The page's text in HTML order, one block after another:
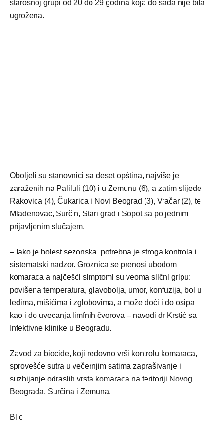
starosnoj grupi od 20 do 29 godina koja do sada nije bila
ugrožena.
Oboljeli su stanovnici sa deset opština, najviše je
zaraženih na Paliluli (10) i u Zemunu (6), a zatim slijede
Rakovica (4), Čukarica i Novi Beograd (3), Vračar (2), te
Mladenovac, Surčin, Stari grad i Sopot sa po jednim
prijavljenim slučajem.
– Iako je bolest sezonska, potrebna je stroga kontrola i
sistematski nadzor. Groznica se prenosi ubodom
komaraca a najčešći simptomi su veoma slični gripu:
povišena temperatura, glavobolja, umor, konfuzija, bol u
leđima, mišićima i zglobovima, a može doći i do osipa
kao i do uvećanja limfnih čvorova – navodi dr Krstić sa
Infektivne klinike u Beogradu.
Zavod za biocide, koji redovno vrši kontrolu komaraca,
sprovešće sutra u večernjim satima zaprašivanje i
suzbijanje odraslih vrsta komaraca na teritoriji Novog
Beograda, Surčina i Zemuna.
Blic